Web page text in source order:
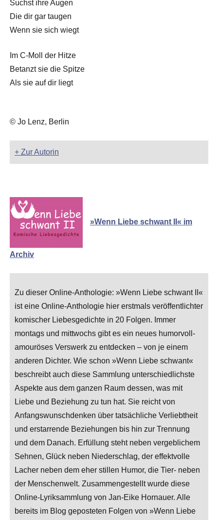
Suchst ihre Augen
Die dir gar taugen
Wenn sie sich wiegt
Im C-Moll der Hitze
Betanzt sie die Spitze
Als sie auf dir liegt
© Jo Lenz, Berlin
+ Zur Autorin
»Wenn Liebe schwant II« im
Archiv
Zu dieser Online-Anthologie: »Wenn Liebe schwant II«
ist eine Online-Anthologie hier erstmals veröffentlichter
komischer Liebesgedichte in 20 Folgen. Immer
montags und mittwochs gibt es ein neues humorvoll-
amouröses Verswerk zu entdecken – von je einem
anderen Dichter. Wie schon »Wenn Liebe schwant«
beschreibt auch diese Sammlung unterschiedlichste
Aspekte aus dem ganzen Raum dessen, was mit
Liebe und Beziehung zu tun hat. Sie reicht von
Anfangswunschdenken über tatsächliche Verliebtheit
und erstarrende Beziehungen bis hin zur Trennung
und dem Danach. Erfüllung steht neben vergeblichem
Sehnen, Glück neben Niederschlag, der effektvolle
Lacher neben dem eher stillen Humor, die Tier- neben
der Menschenwelt. Zusammengestellt wurde diese
Online-Lyriksammlung von Jan-Eike Hornauer. Alle
bereits im Blog geposteten Folgen von »Wenn Liebe